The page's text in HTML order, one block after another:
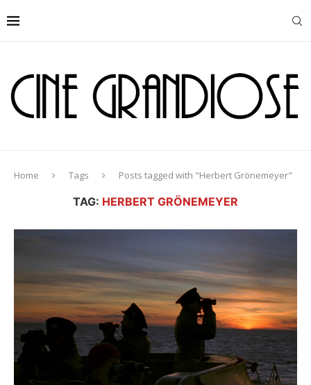
Home Tags Posts tagged with "Herbert Grönemeyer"
TAG: HERBERT GRÖNEMEYER